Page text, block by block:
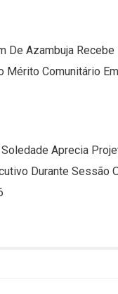
De Azambuja Recebe
Mérito Comunitário Em
Soledade Aprecia
Durante Sessão